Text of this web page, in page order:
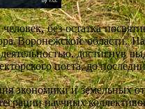
без остатка
Воронежской области.
достигнув
поста, до
и земельных
научных